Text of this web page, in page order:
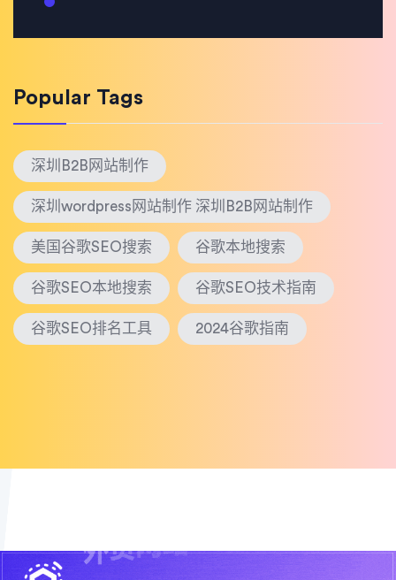
Popular Tags
深圳B2B网站制作
深圳wordpress网站制作 深圳B2B网站制作
美国谷歌SEO搜索 谷歌本地搜索
谷歌SEO本地搜索 谷歌SEO技术指南
谷歌SEO排名工具 2024谷歌指南